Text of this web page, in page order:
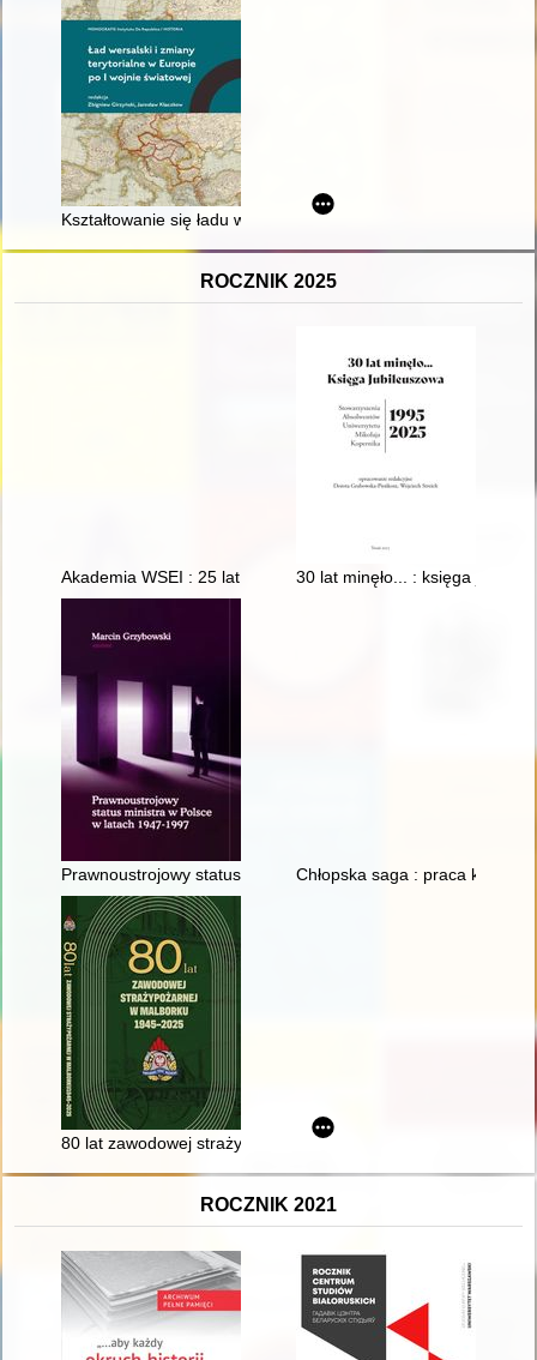
Kształtowanie się ładu wersalskiego ze szczególnym
ROCZNIK 2025
Akademia WSEI : 25 lat 30 lat minęło... : księga
Prawnoustrojowy status ministra w Polsce w latach 1947-1997
Chłopska saga : praca
80 lat zawodowej straży pożarnej w Malborku : 1945-2025
ROCZNIK 2021